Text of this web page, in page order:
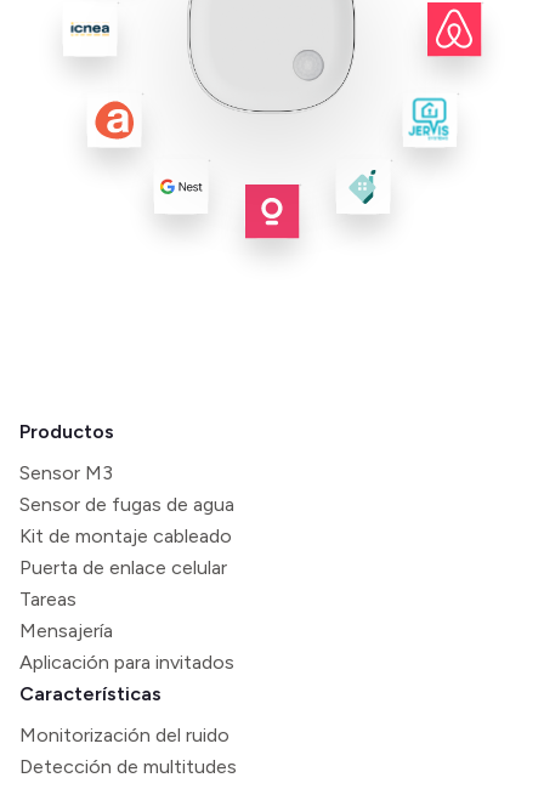
Productos
Sensor M3
Sensor de fugas de agua
Kit de montaje cableado
Puerta de enlace celular
Tareas
Mensajería
Aplicación para invitados
Características
Monitorización del ruido
Detección de multitudes